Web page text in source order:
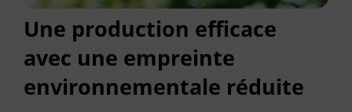
Une production efficace
avec une empreinte
environnementale réduite